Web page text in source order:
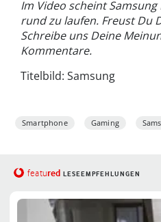
Im Video scheint Samsung
rund zu laufen. Freust Du
Schreibe uns Deine
Kommentare.
Titelbild: Samsung
Smartphone Gaming
featured LESEEMPFEHLUNGEN